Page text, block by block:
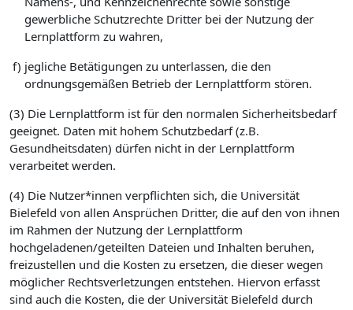
gewerbliche Schutzrechte Dritter bei der Nutzung der
Lernplattform zu wahren,
f) jegliche Betätigungen zu unterlassen, die den
ordnungsgemäßen Betrieb der Lernplattform stören.
(3) Die Lernplattform ist für den normalen Sicherheitsbedarf
geeignet. Daten mit hohem Schutzbedarf (z.B.
Gesundheitsdaten) dürfen nicht in der Lernplattform
verarbeitet werden.
(4) Die Nutzer*innen verpflichten sich, die Universität
Bielefeld von allen Ansprüchen Dritter, die auf den von ihnen
im Rahmen der Nutzung der Lernplattform
hochgeladenen/geteilten Dateien und Inhalten beruhen,
freizustellen und die Kosten zu ersetzen, die dieser wegen
möglicher Rechtsverletzungen entstehen. Hiervon erfasst
sind auch die Kosten, die der Universität Bielefeld durch